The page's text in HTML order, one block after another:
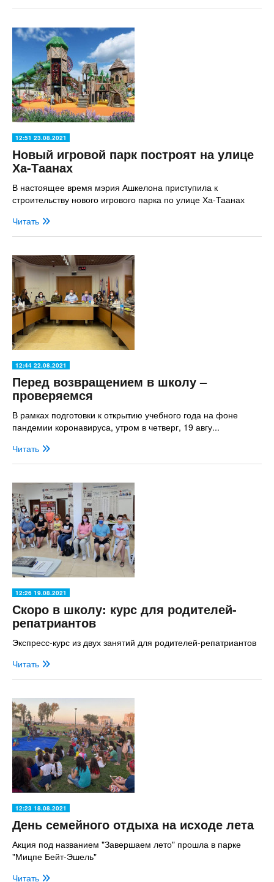
12:51 23.08.2021
Новый игровой парк построят на улице
Ха-Таанах
В настоящее время мэрия Ашкелона приступила к
строительству нового игрового парка по улице Ха-Таанах
Читать
12:44 22.08.2021
Перед возвращением в школу –
проверяемся
В рамках подготовки к открытию учебного года на фоне
пандемии коронавируса, утром в четверг, 19 авгу...
Читать
12:26 19.08.2021
Скоро в школу: курс для родителей-
репатриантов
Экспресс-курс из двух занятий для родителей-репатриантов
Читать
12:23 18.08.2021
День семейного отдыха на исходе лета
Акция под названием "Завершаем лето" прошла в парке
"Мицпе Бейт-Эшель"
Читать